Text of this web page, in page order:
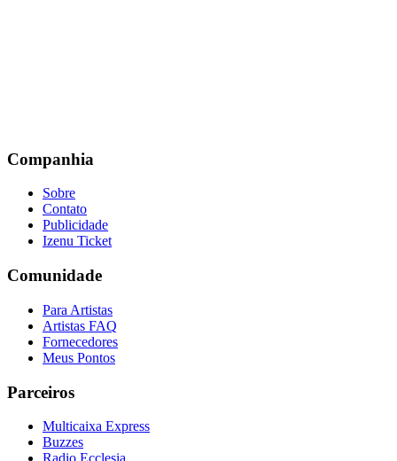
Companhia
Sobre
Contato
Publicidade
Izenu Ticket
Comunidade
Para Artistas
Artistas FAQ
Fornecedores
Meus Pontos
Parceiros
Multicaixa Express
Buzzes